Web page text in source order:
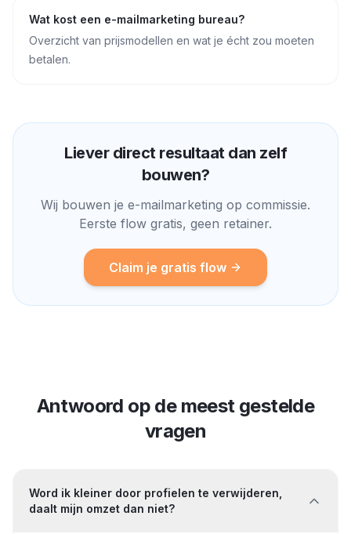
Wat kost een e-mailmarketing bureau?
Overzicht van prijsmodellen en wat je écht zou moeten
betalen.
Liever direct resultaat dan zelf
bouwen?
Wij bouwen je e-mailmarketing op commissie.
Eerste flow gratis, geen retainer.
Claim je gratis flow
Antwoord op de meest gestelde
vragen
Word ik kleiner door profielen te verwijderen,
daalt mijn omzet dan niet?